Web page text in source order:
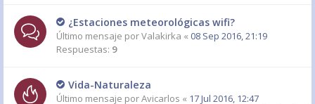
¿Estaciones meteorológicas wifi?
Último mensaje porValakirka « 08 Sep 2016, 21:19
Respuestas: 9
Vida-Naturaleza
Último mensaje porAvicarlos « 17 Jul 2016, 12:47